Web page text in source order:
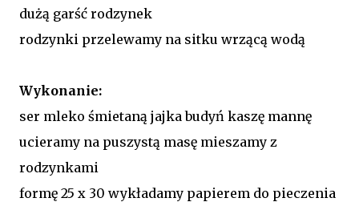
dużą garść rodzynek
rodzynki przelewamy na sitku wrzącą wodą
Wykonanie:
ser mleko śmietaną jajka budyń kaszę mannę
ucieramy na puszystą masę mieszamy z
rodzynkami
formę 25 x 30 wykładamy papierem do pieczenia